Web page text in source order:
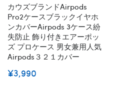
カウズブランドairpods
Pro2ケースブラックイヤホ
ンカバーairpods 3ケース紛
失防止 飾り付きエアーポッ
ズ プロケース 男女兼用人気
Airpods３２１カバー
¥3,990